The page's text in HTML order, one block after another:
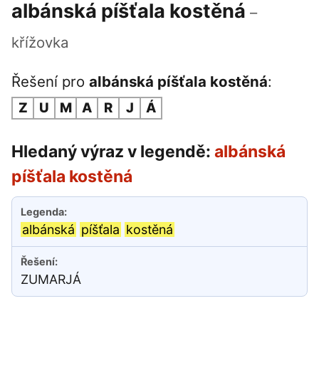
albánská píšťala kostěná –
křížovka
Řešení pro albánská píšťala kostěná:
Z U M A R J Á
Hledaný výraz v legendě: albánská
píšťala kostěná
albánská píšťala kostěná
ZUMARJÁ